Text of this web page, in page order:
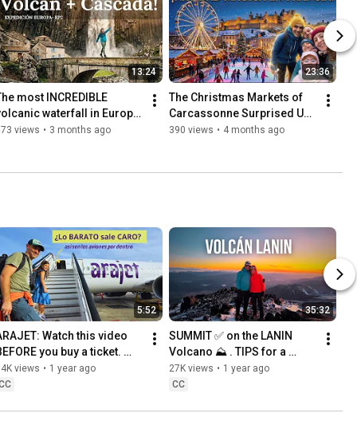
13:24
most INCREDIBLE
waterfall in Europe
in France!)
views • 3 months ago
23:36
The Christmas Markets of
Carcassonne Surprised Us
Like This
390 views • 4 months ago
5:52
Watch this video
you buy a ticket.
no one tells you.
views • 1 year ago
35:32
SUMMIT ✅ on the LANIN
Volcano ⛰️ . TIPS for a
SUCCESSFUL ascent 💥👌.
27K views • 1 year ago
CC